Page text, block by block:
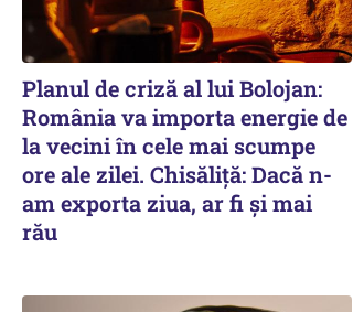
Planul de criză al lui Bolojan:
România va importa energie de
la vecini în cele mai scumpe
ore ale zilei. Chisăliță: Dacă n-
am exporta ziua, ar fi și mai
rău